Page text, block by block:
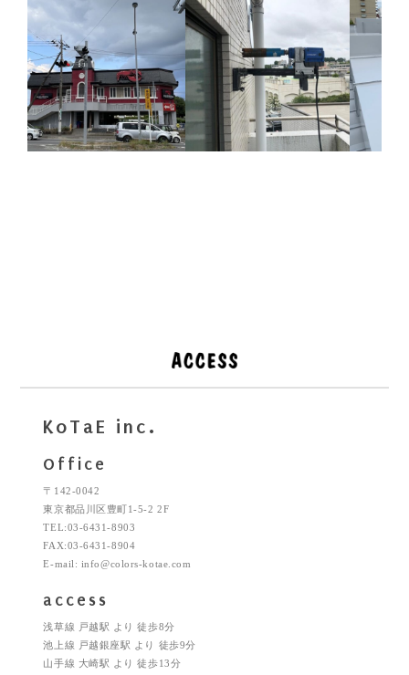
KoTaE inc.
Office
〒142-0042
東京都品川区豊町1-5-2 2F
TEL:03-6431-8903
FAX:03-6431-8904
E-mail: info@colors-kotae.com
access
浅草線 戸越駅 より 徒歩8分
池上線 戸越銀座駅 より 徒歩9分
山手線 大崎駅 より 徒歩13分